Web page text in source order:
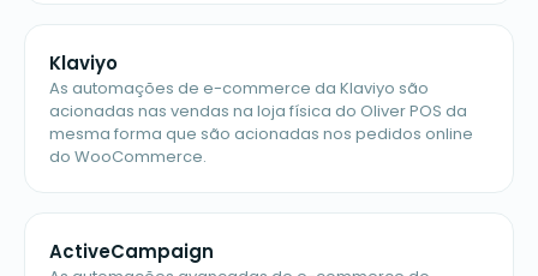
Klaviyo
As automações de e-commerce da Klaviyo são
acionadas nas vendas na loja física do Oliver POS da
mesma forma que são acionadas nos pedidos online
do WooCommerce.
ActiveCampaign